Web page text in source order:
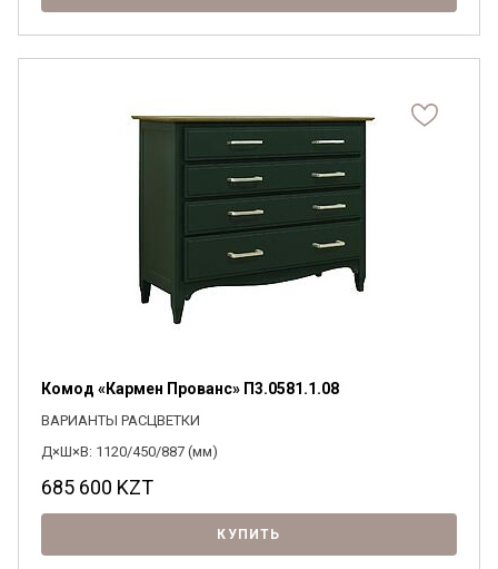
Комод «Кармен Прованс» П3.0581.1.08
ВАРИАНТЫ РАСЦВЕТКИ
Д×Ш×В: 1120/450/887 (мм)
685 600 KZT
КУПИТЬ